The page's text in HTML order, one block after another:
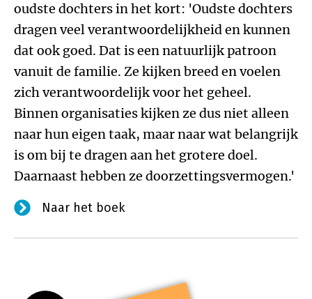
oudste dochters in het kort: 'Oudste dochters
dragen veel verantwoordelijkheid en kunnen
dat ook goed. Dat is een natuurlijk patroon
vanuit de familie. Ze kijken breed en voelen
zich verantwoordelijk voor het geheel.
Binnen organisaties kijken ze dus niet alleen
naar hun eigen taak, maar naar wat belangrijk
is om bij te dragen aan het grotere doel.
Daarnaast hebben ze doorzettingsvermogen.'
Naar het boek